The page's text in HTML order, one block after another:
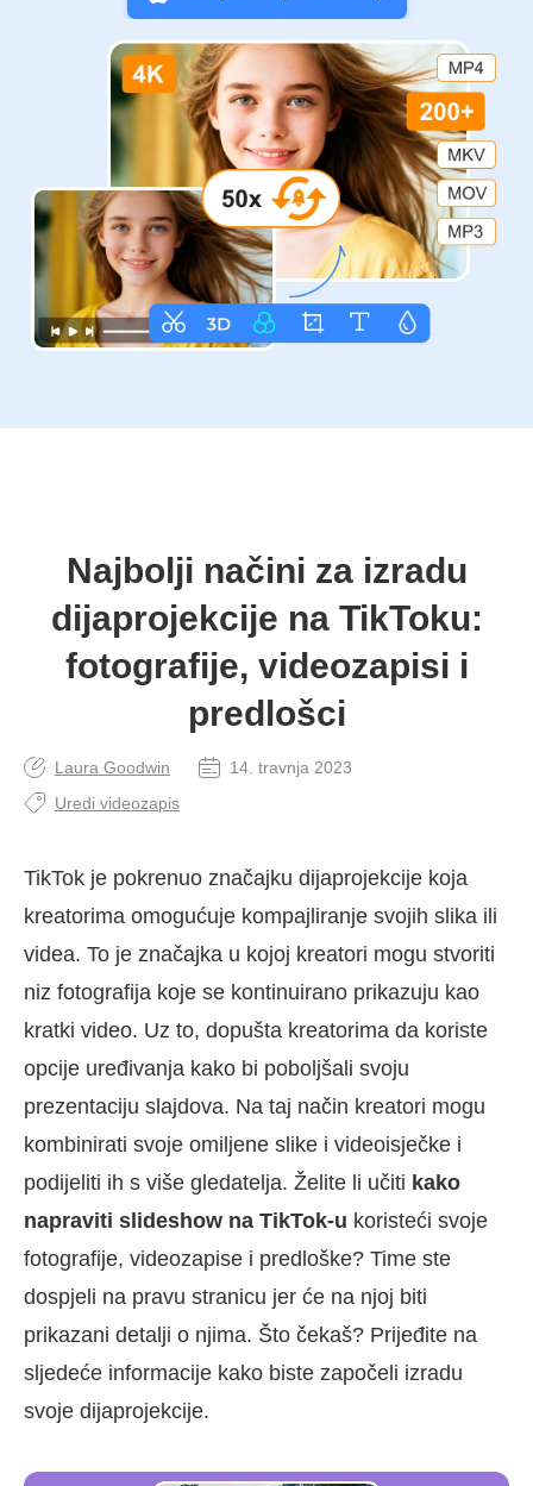
Najbolji načini za izradu
dijaprojekcije na TikToku:
fotografije, videozapisi i
predlošci
Laura Goodwin
14. travnja 2023
Uredi videozapis
TikTok je pokrenuo značajku dijaprojekcije koja
kreatorima omogućuje kompajliranje svojih slika ili
videa. To je značajka u kojoj kreatori mogu stvoriti
niz fotografija koje se kontinuirano prikazuju kao
kratki video. Uz to, dopušta kreatorima da koriste
opcije uređivanja kako bi poboljšali svoju
prezentaciju slajdova. Na taj način kreatori mogu
kombinirati svoje omiljene slike i videoisječke i
podijeliti ih s više gledatelja. Želite li učiti kako
napraviti slideshow na TikTok-u koristeći svoje
fotografije, videozapise i predloške? Time ste
dospjeli na pravu stranicu jer će na njoj biti
prikazani detalji o njima. Što čekaš? Prijeđite na
sljedeće informacije kako biste započeli izradu
svoje dijaprojekcije.